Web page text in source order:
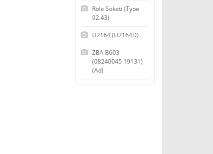
Röle Soketi (Type
92.43)
U2164 (U2164D)
ZBA B603
(08240045 19131)
(Ad)